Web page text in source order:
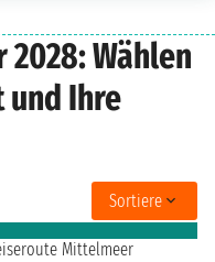
Wählen
und Ihre
Sortiere